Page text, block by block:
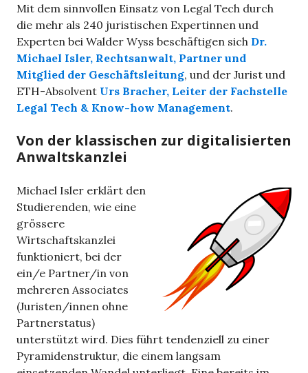
Mit dem sinnvollen Einsatz von Legal Tech durch
die mehr als 240 juristischen Expertinnen und
Experten bei Walder Wyss beschäftigen sich Dr.
Michael Isler, Rechtsanwalt, Partner und
Mitglied der Geschäftsleitung, und der Jurist und
ETH-Absolvent Urs Bracher, Leiter der Fachstelle
Legal Tech & Know-how Management.
Von der klassischen zur digitalisierten
Anwaltskanzlei
Michael Isler erklärt den
Studierenden, wie eine
grössere
Wirtschaftskanzlei
funktioniert, bei der
ein/e Partner/in von
mehreren Associates
(Juristen/innen ohne
Partnerstatus)
unterstützt wird. Dies führt tendenziell zu einer
Pyramidenstruktur, die einem langsam